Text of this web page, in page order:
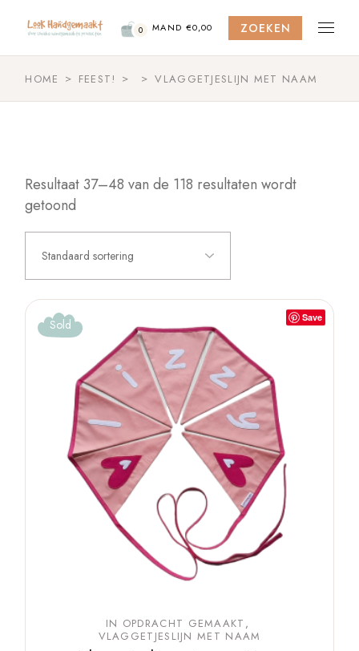
content
0 MAND €0,00 ZOEKEN
HOME FEEST! VLAGGETJESLIJN MET NAAM
Resultaat 37–48 van de 118 resultaten wordt
getoond
Standaard sortering
Save
Sold
IN OPDRACHT GEMAAKT
VLAGGETJESLIJN MET NAAM